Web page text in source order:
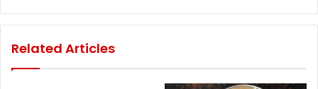
Related Articles